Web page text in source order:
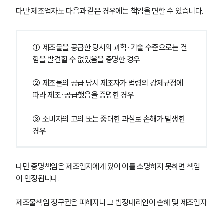
다만 제조업자도 다음과 같은 경우에는 책임을 면할 수 있습니다.
① 제조물을 공급한 당시의 과학·기술 수준으로는 결
함을 발견할 수 없었음을 증명한 경우
② 제조물의 공급 당시 제조자가 법령의 강제규정에
따라 제조·공급했음을 증명한 경우
③ 소비자의 고의 또는 중대한 과실로 손해가 발생한
경우
다만 증명책임은 제조업자에게 있어 이를 소명하지 못하면 책임
이 인정됩니다.
제조물책임 청구권은 피해자나 그 법정대리인이 손해 및 제조업자